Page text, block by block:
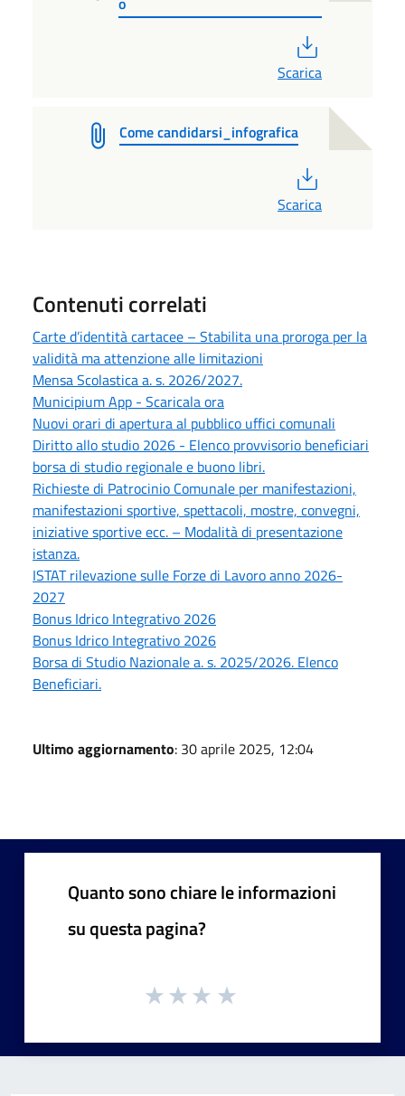
Scarica
Come candidarsi_infografica
Scarica
Contenuti correlati
Carte d’identità cartacee – Stabilita una proroga per la
validità ma attenzione alle limitazioni
Mensa Scolastica a. s. 2026/2027.
Municipium App - Scaricala ora
Nuovi orari di apertura al pubblico uffici comunali
Diritto allo studio 2026 - Elenco provvisorio beneficiari
borsa di studio regionale e buono libri.
Richieste di Patrocinio Comunale per manifestazioni,
manifestazioni sportive, spettacoli, mostre, convegni,
iniziative sportive ecc. – Modalità di presentazione
istanza.
ISTAT rilevazione sulle Forze di Lavoro anno 2026-
2027
Bonus Idrico Integrativo 2026
Bonus Idrico Integrativo 2026
Borsa di Studio Nazionale a. s. 2025/2026. Elenco
Beneficiari.
Ultimo aggiornamento: 30 aprile 2025, 12:04
Quanto sono chiare le informazioni
su questa pagina?